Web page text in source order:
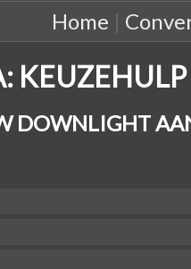
Home |
KEUZEHULP
DOWNLIGHT